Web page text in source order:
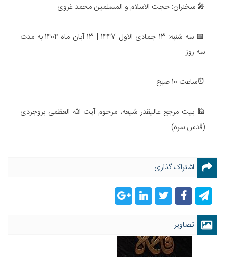
🎤 سخنران: حجت الاسلام و المسلمین محمد غروی
📅 سه شنبه: 13 جمادی الاول 1447 | 13 آبان ماه 1404 به مدت
سه روز
⏰ساعت 10 صبح
🕌 بیت مرجع عالیقدر شیعه، مرحوم آیت الله العظمی بروجردی
(قدس سره)
اشتراک گذاری
تصاویر